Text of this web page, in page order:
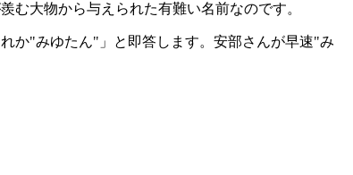
大物から与えられた有難い名前なのです。
か"みゆたん"」と即答します。安部さんが早速"み